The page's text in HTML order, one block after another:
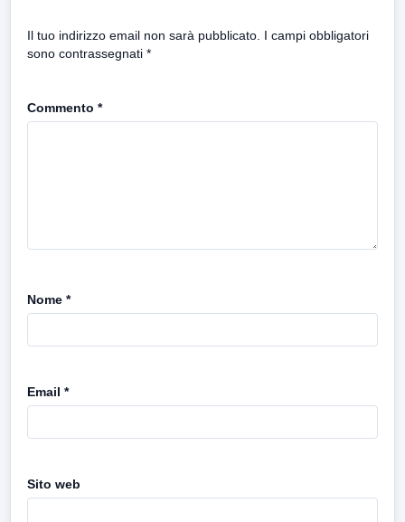
Il tuo indirizzo email non sarà pubblicato. I campi obbligatori
sono contrassegnati *
Commento *
Nome *
Email *
Sito web